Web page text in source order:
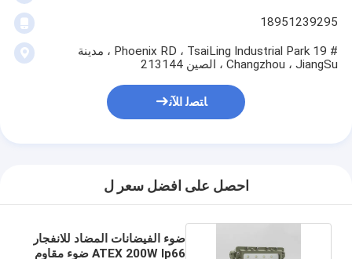
18951239295
# 19 Phoenix RD ، TsaiLing Industrial Park ، مدينة
Changzhou ، JiangSu ، الصين 213144
ﺎﺘﺼﻟ ﺍﻶﻧ
احصل على افضل سعر ل
ضوء الفيضانات المضاد للانفجار
ATEX 200W Ip66 ضوء مقاوم